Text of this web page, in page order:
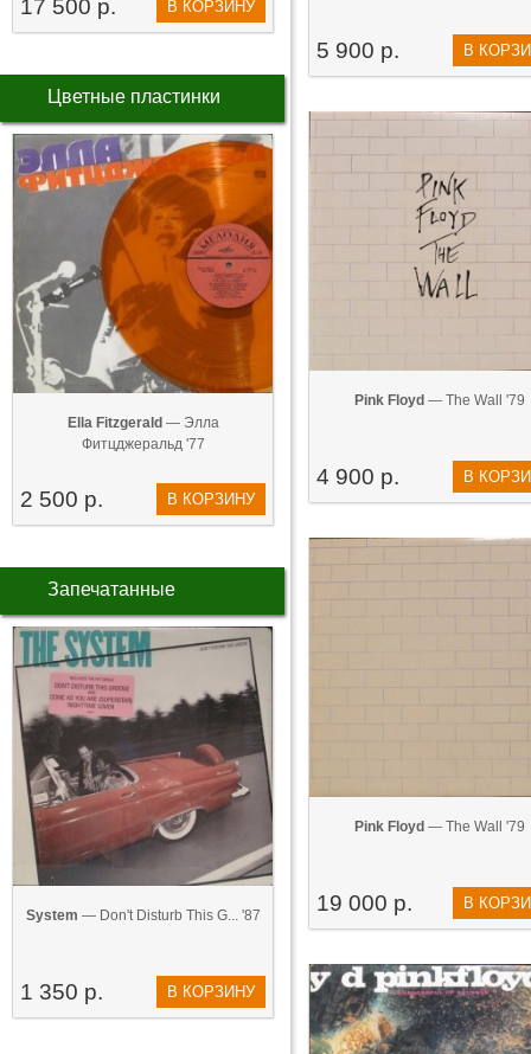
17 500 р. В КОРЗИНУ
Цветные пластинки
Ella Fitzgerald — Элла
Фитцджеральд '77
2 500 р. В КОРЗИНУ
Запечатанные
System — Don't Disturb This G... '87
1 350 р. В КОРЗИНУ
5 900 р. В
Pink Floyd — The Wall '79
4 900 р. В
Pink Floyd — The Wall '79
19 000 р. В